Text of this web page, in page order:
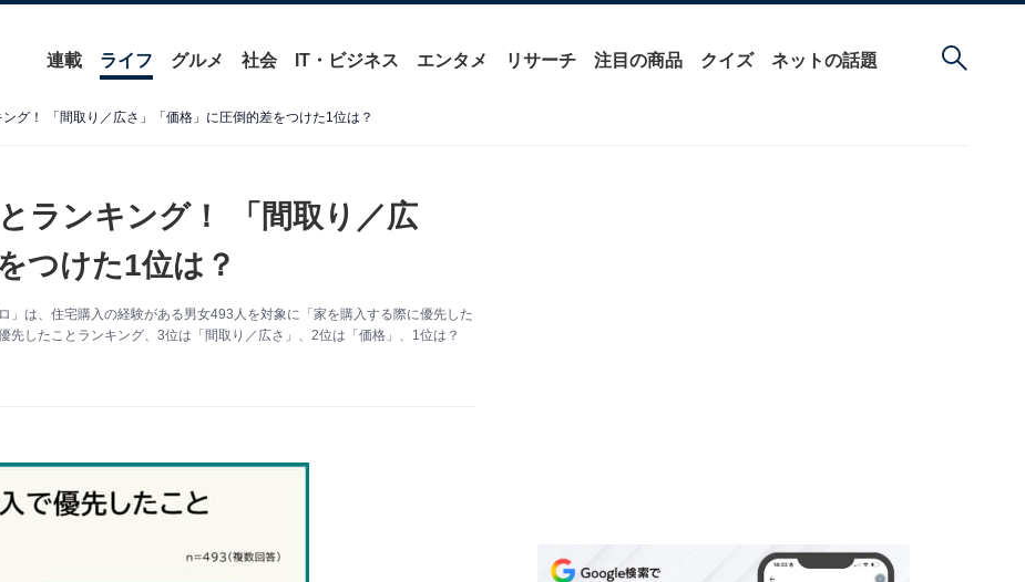
連載 ライフ グルメ 社会 IT・ビジネス エンタメ リサーチ 注目の商品 クイズ ネットの話題
グ！ 「間取り／広さ」「価格」に圧倒的差をつけた1位は？
ランキング！ 「間取り／広
つけた1位は？
は、住宅購入の経験がある男女493人を対象に「家を購入する際に優先した
先したことランキング、3位は「間取り／広さ」、2位は「価格」、1位は？